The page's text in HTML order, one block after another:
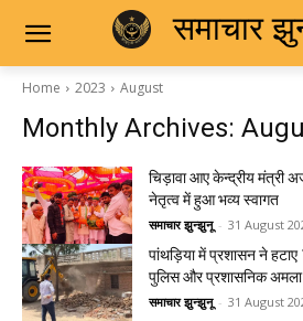
समाचार
Home 2023 August
Monthly Archives:
चिड़ावा आए केन्द्रीय मंत्री
नेतृत्व में हुआ भव्य स्वागत
समाचार झुन्झुनू - 31 August
पांथड़िया में प्रशासन ने
पुलिस और प्रशासनिक अमला
समाचार झुन्झुनू - 31 August